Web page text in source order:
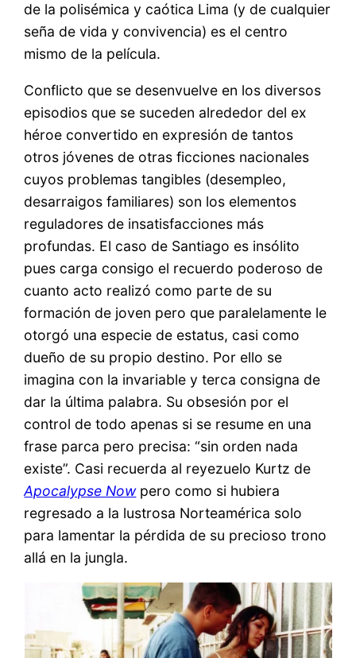
de la polisémica y caótica Lima (y de cualquier
seña de vida y convivencia) es el centro
mismo de la película.
Conflicto que se desenvuelve en los diversos
episodios que se suceden alrededor del ex
héroe convertido en expresión de tantos
otros jóvenes de otras ficciones nacionales
cuyos problemas tangibles (desempleo,
desarraigos familiares) son los elementos
reguladores de insatisfacciones más
profundas. El caso de Santiago es insólito
pues carga consigo el recuerdo poderoso de
cuanto acto realizó como parte de su
formación de joven pero que paralelamente le
otorgó una especie de estatus, casi como
dueño de su propio destino. Por ello se
imagina con la invariable y terca consigna de
dar la última palabra. Su obsesión por el
control de todo apenas si se resume en una
frase parca pero precisa: “sin orden nada
existe”. Casi recuerda al reyezuelo Kurtz de
Apocalypse Nowpero como si hubiera
regresado a la lustrosa Norteamérica solo
para lamentar la pérdida de su precioso trono
allá en la jungla.